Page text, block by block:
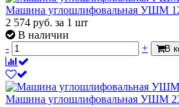
Машина углошлифовальная УШМ
2 574 руб. за 1 шт
В наличии
-
+ В
Машина углошлифовальная УШМ